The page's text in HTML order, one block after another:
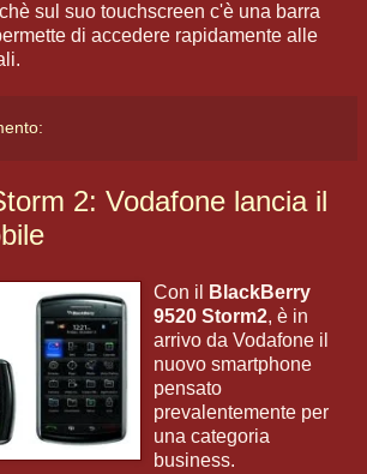
sul suo touchscreen c'è una barra
di accedere rapidamente alle
2: Vodafone lancia il
Con il
BlackBerry
9520 Storm2, è in
arrivo da Vodafone il
nuovo smartphone
pensato
prevalentemente per
una categoria
business.